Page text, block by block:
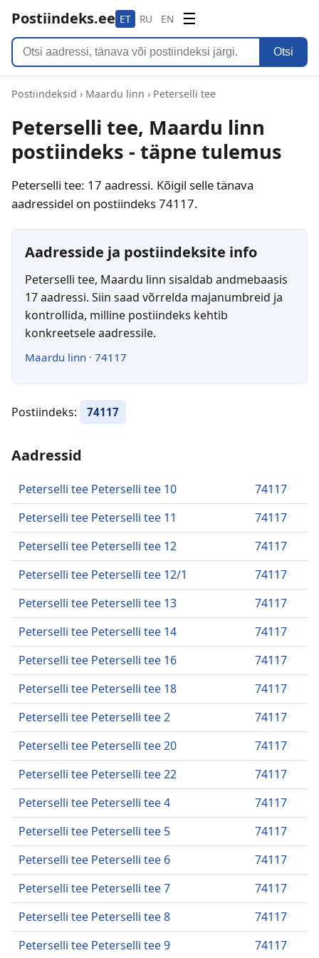
Postiindeks.ee ET RU EN ☰
Otsi
Postiindeksid › Maardu linn › Peterselli tee
Peterselli tee, Maardu linn
postiindeks - täpne tulemus
Peterselli tee: 17 aadressi. Kõigil selle tänava
aadressidel on postiindeks 74117.
Aadresside ja postiindeksite info
Peterselli tee, Maardu linn sisaldab andmebaasis
17 aadressi. Siin saad võrrelda majanumbreid ja
kontrollida, milline postiindeks kehtib
konkreetsele aadressile.
Maardu linn · 74117
Postiindeks: 74117
Aadressid
Peterselli tee Peterselli tee 10
74117
Peterselli tee Peterselli tee 11
74117
Peterselli tee Peterselli tee 12
74117
Peterselli tee Peterselli tee 12/1
74117
Peterselli tee Peterselli tee 13
74117
Peterselli tee Peterselli tee 14
74117
Peterselli tee Peterselli tee 16
74117
Peterselli tee Peterselli tee 18
74117
Peterselli tee Peterselli tee 2
74117
Peterselli tee Peterselli tee 20
74117
Peterselli tee Peterselli tee 22
74117
Peterselli tee Peterselli tee 4
74117
Peterselli tee Peterselli tee 5
74117
Peterselli tee Peterselli tee 6
74117
Peterselli tee Peterselli tee 7
74117
Peterselli tee Peterselli tee 8
74117
Peterselli tee Peterselli tee 9
74117